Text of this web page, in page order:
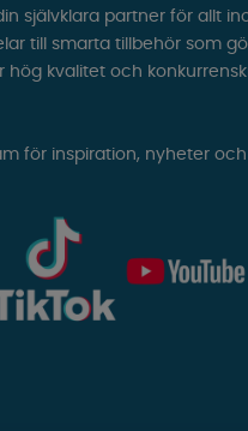
självklara partner för allt
till smarta tillbehör som
hög kvalitet och
för inspiration, nyheter